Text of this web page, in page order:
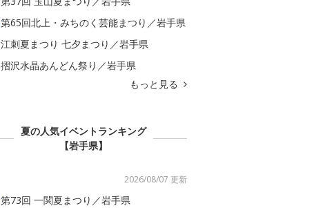
第65回北上・みちのく芸能まつり／岩手県
江刺夏まつり 七夕まつり／岩手県
摺沢水晶あんどん祭り／岩手県
もっと見る
夏の人気イベントランキング
【岩手県】
2026/08/07 更新
第73回 一関夏まつり／岩手県